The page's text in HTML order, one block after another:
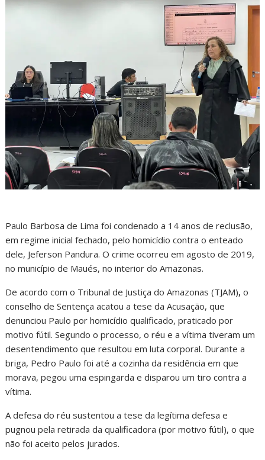
Paulo Barbosa de Lima foi condenado a 14 anos de reclusão,
em regime inicial fechado, pelo homicídio contra o enteado
dele, Jeferson Pandura. O crime ocorreu em agosto de 2019,
no município de Maués, no interior do Amazonas.
De acordo com o Tribunal de Justiça do Amazonas (TJAM), o
conselho de Sentença acatou a tese da Acusação, que
denunciou Paulo por homicídio qualificado, praticado por
motivo fútil. Segundo o processo, o réu e a vítima tiveram um
desentendimento que resultou em luta corporal. Durante a
briga, Pedro Paulo foi até a cozinha da residência em que
morava, pegou uma espingarda e disparou um tiro contra a
vítima.
A defesa do réu sustentou a tese da legítima defesa e
pugnou pela retirada da qualificadora (por motivo fútil), o que
não foi aceito pelos jurados.